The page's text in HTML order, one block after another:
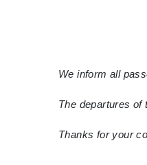
We inform all
The departures of
Thanks for your